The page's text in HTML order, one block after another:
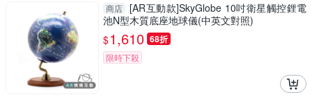
商店 [AR互動款]SkyGlobe 10吋衛星觸控鋰電
池N型木質底座地球儀(中英文對照)
$1,610 68折
限時下殺